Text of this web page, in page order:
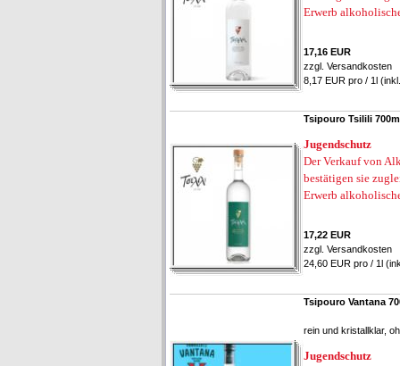
Erwerb
17,16 EUR
zzgl. Versandkosten
8,17 EUR pro / 1l
Tsipouro Tsilili
Jugendschutz
Der Verkauf von
bestätigen sie
Erwerb
17,22 EUR
zzgl. Versandkosten
24,60 EUR pro / 1l
Tsipouro Vantana
rein und kristallklar,
Jugendschutz